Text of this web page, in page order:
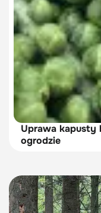
Uprawa kapusty
ogrodzie